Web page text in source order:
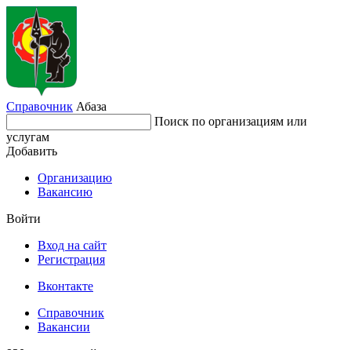
Справочник Абаза
Поиск по организациям или
услугам
Добавить
Организацию
Вакансию
Войти
Вход на сайт
Регистрация
Вконтакте
Справочник
Вакансии